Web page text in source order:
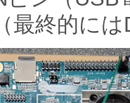
最終的に